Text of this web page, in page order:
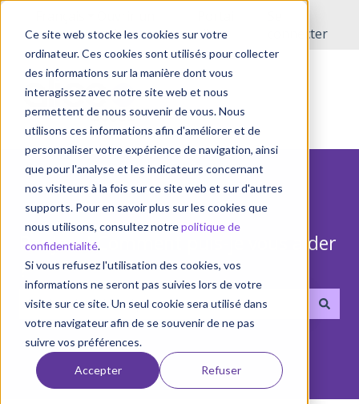
Ce site web stocke les cookies sur votre
ordinateur. Ces cookies sont utilisés pour collecter
des informations sur la manière dont vous
interagissez avec notre site web et nous
permettent de nous souvenir de vous. Nous
utilisons ces informations afin d'améliorer et de
personnaliser votre expérience de navigation, ainsi
que pour l'analyse et les indicateurs concernant
nos visiteurs à la fois sur ce site web et sur d'autres
supports. Pour en savoir plus sur les cookies que
nous utilisons, consultez notrepolitique de
confidentialité.
Si vous refusez l'utilisation des cookies, vos
informations ne seront pas suivies lors de votre
visite sur ce site. Un seul cookie sera utilisé dans
votre navigateur afin de se souvenir de ne pas
suivre vos préférences.
Accepter Refuser
incident
client
connecter
Bonjour! Comment puis-je vous aider
?
Il n'y a aucune suggestion car le champ de